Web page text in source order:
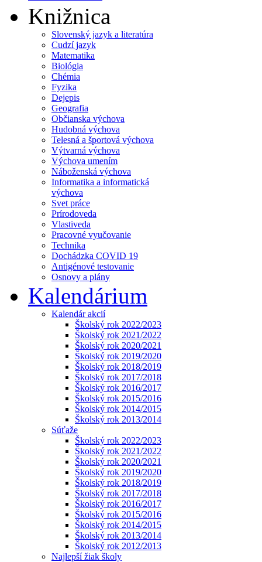
Knižnica
Slovenský jazyk a literatúra
Cudzí jazyk
Matematika
Biológia
Chémia
Fyzika
Dejepis
Geografia
Občianska výchova
Hudobná výchova
Telesná a športová výchova
Výtvarná výchova
Výchova umením
Náboženská výchova
Informatika a informatická
výchova
Svet práce
Prírodoveda
Vlastiveda
Pracovné vyučovanie
Technika
Dochádzka COVID 19
Antigénové testovanie
Osnovy a plány
Kalendárium
Kalendár akcií
Školský rok 2022/2023
Školský rok 2021/2022
Školský rok 2020/2021
Školský rok 2019/2020
Školský rok 2018/2019
Školský rok 2017/2018
Školský rok 2016/2017
Školský rok 2015/2016
Školský rok 2014/2015
Školský rok 2013/2014
Súťaže
Školský rok 2022/2023
Školský rok 2021/2022
Školský rok 2020/2021
Školský rok 2019/2020
Školský rok 2018/2019
Školský rok 2017/2018
Školský rok 2016/2017
Školský rok 2015/2016
Školský rok 2014/2015
Školský rok 2013/2014
Školský rok 2012/2013
Najlepší žiak školy